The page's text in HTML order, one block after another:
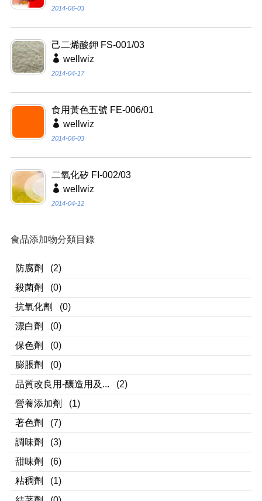
2014-06-03
己二烯酸鉀 FS-001/03
wellwiz
2014-04-17
食用黃色五號 FE-006/01
wellwiz
2014-06-03
二氧化矽 FI-002/03
wellwiz
2014-04-12
食品添加物分類目錄
防腐劑
(2)
殺菌劑
(0)
抗氧化劑
(0)
漂白劑
(0)
保色劑
(0)
膨脹劑
(0)
品質改良用-釀造用及...
(2)
營養添加劑
(1)
著色劑
(7)
調味劑
(3)
甜味劑
(6)
粘稠劑
(1)